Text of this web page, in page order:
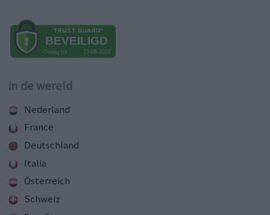
in de wereld
Nederland
France
Deutschland
Italia
Österreich
Schweiz